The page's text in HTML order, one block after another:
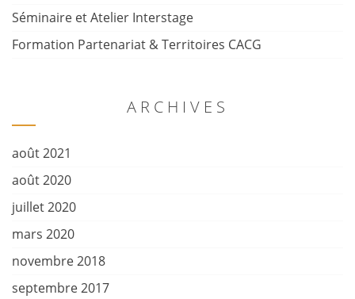
Séminaire et Atelier Interstage
Formation Partenariat & Territoires CACG
ARCHIVES
août 2021
août 2020
juillet 2020
mars 2020
novembre 2018
septembre 2017